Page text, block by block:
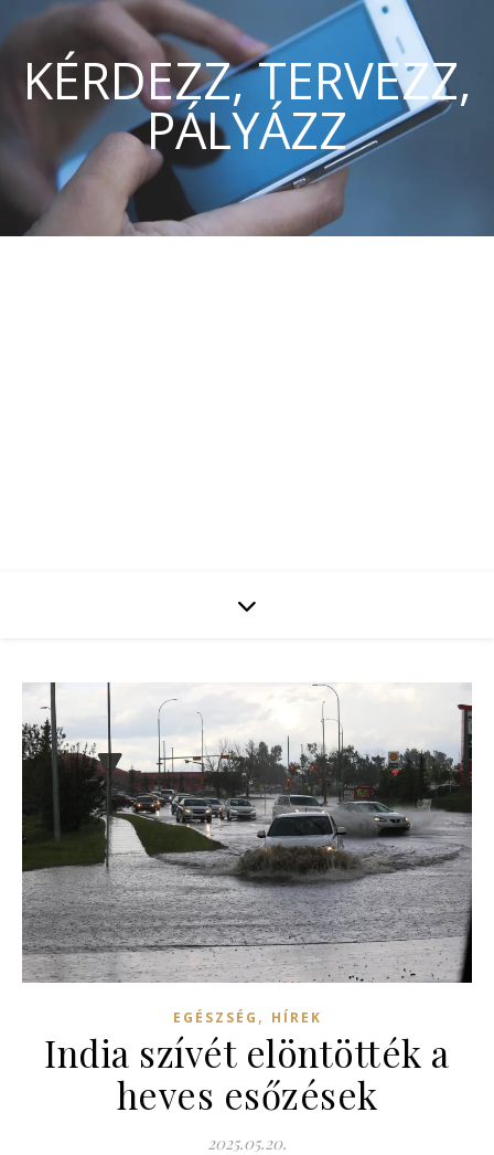
KÉRDEZZ, TERVEZZ,
PÁLYÁZZ
EGÉSZSÉG , HÍREK
India szívét elöntötték a
heves esőzések
2025.05.20.